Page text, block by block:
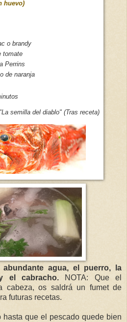
huevo)
o brandy
tomate
Perrins
de naranja
"La semilla del diablo" (Tras receta)
agua, el puerro, la
el cabracho.NOTA: Que el
cabeza, os saldrá un fumet de
futuras recetas.
hasta que el pescado quede bien